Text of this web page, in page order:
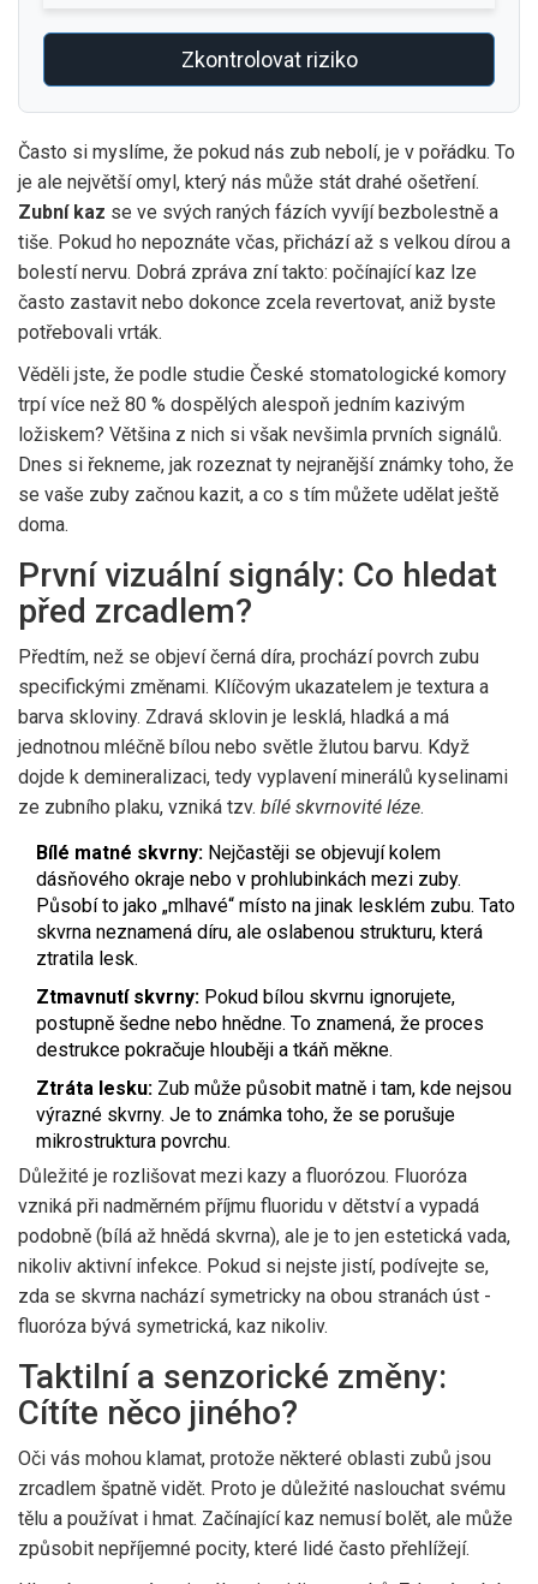
Zkontrolovat riziko
Často si myslíme, že pokud nás zub nebolí, je v pořádku. To
je ale největší omyl, který nás může stát drahé ošetření.
Zubní kaz se ve svých raných fázích vyvíjí bezbolestně a
tiše. Pokud ho nepoznáte včas, přichází až s velkou dírou a
bolestí nervu. Dobrá zpráva zní takto: počínající kaz lze
často zastavit nebo dokonce zcela revertovat, aniž byste
potřebovali vrták.
Věděli jste, že podle studie České stomatologické komory
trpí více než 80 % dospělých alespoň jedním kazivým
ložiskem? Většina z nich si však nevšimla prvních signálů.
Dnes si řekneme, jak rozeznat ty nejranější známky toho, že
se vaše zuby začnou kazit, a co s tím můžete udělat ještě
doma.
První vizuální signály: Co hledat
před zrcadlem?
Předtím, než se objeví černá díra, prochází povrch zubu
specifickými změnami. Klíčovým ukazatelem je textura a
barva skloviny. Zdravá sklovin je lesklá, hladká a má
jednotnou mléčně bílou nebo světle žlutou barvu. Když
dojde k demineralizaci, tedy vyplavení minerálů kyselinami
ze zubního plaku, vzniká tzv. bílé skvrnovité léze.
Bílé matné skvrny: Nejčastěji se objevují kolem
dásňového okraje nebo v prohlubinkách mezi zuby.
Působí to jako „mlhavé“ místo na jinak lesklém zubu. Tato
skvrna neznamená díru, ale oslabenou strukturu, která
ztratila lesk.
Ztmavnutí skvrny: Pokud bílou skvrnu ignorujete,
postupně šedne nebo hnědne. To znamená, že proces
destrukce pokračuje hlouběji a tkáň měkne.
Ztráta lesku: Zub může působit matně i tam, kde nejsou
výrazné skvrny. Je to známka toho, že se porušuje
mikrostruktura povrchu.
Důležité je rozlišovat mezi kazy a fluorózou. Fluoróza
vzniká při nadměrném příjmu fluoridu v dětství a vypadá
podobně (bílá až hnědá skvrna), ale je to jen estetická vada,
nikoliv aktivní infekce. Pokud si nejste jistí, podívejte se,
zda se skvrna nachází symetricky na obou stranách úst -
fluoróza bývá symetrická, kaz nikoliv.
Taktilní a senzorické změny:
Cítíte něco jiného?
Oči vás mohou klamat, protože některé oblasti zubů jsou
zrcadlem špatně vidět. Proto je důležité naslouchat svému
tělu a používat i hmat. Začínající kaz nemusí bolět, ale může
způsobit nepříjemné pocity, které lidé často přehlížejí.